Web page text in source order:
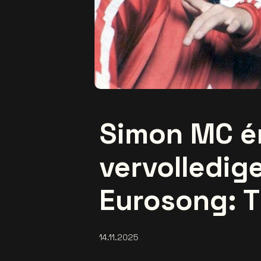
Simon MC
Eurosong:
14.11.2025